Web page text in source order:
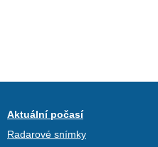
Aktuální počasí
Radarové snímky